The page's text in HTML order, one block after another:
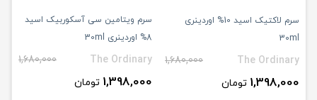
سرم لاکتیک اسید 10% اوردینری
30ml
The Ordinary
1,680,000
1,398,000 تومان
سرم ویتامین سی آسکوربیک اسید
8% اوردینری 30ml
The Ordinary
1,680,000
1,398,000 تومان